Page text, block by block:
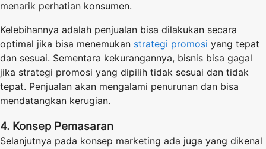
menarik perhatian konsumen.
Kelebihannya adalah penjualan bisa dilakukan secara
optimal jika bisa menemukan strategi promosi yang tepat
dan sesuai. Sementara kekurangannya, bisnis bisa gagal
jika strategi promosi yang dipilih tidak sesuai dan tidak
tepat. Penjualan akan mengalami penurunan dan bisa
mendatangkan kerugian.
4. Konsep Pemasaran
Selanjutnya pada konsep marketing ada juga yang dikenal